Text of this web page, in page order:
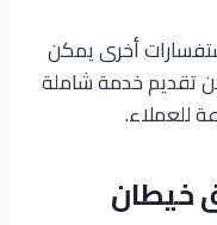
أخرى يمكن
تقديم خدمة شاملة
للعملاء.
خيطان